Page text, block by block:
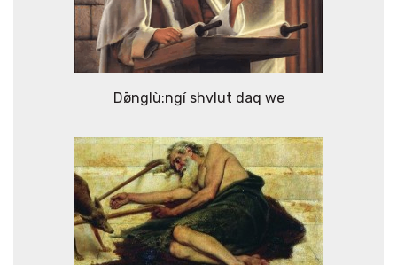
Dø̄nglù:ngí shvlut daq we